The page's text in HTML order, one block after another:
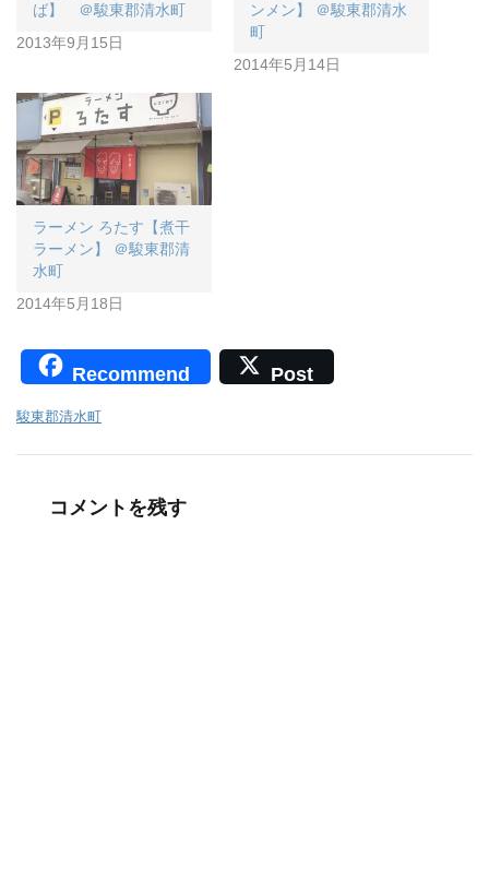
ば】 ＠駿東郡清水町
2013年9月15日
ンメン】 ＠駿東郡清水
町
2014年5月14日
ラーメン ろたす【煮干
ラーメン】 ＠駿東郡清
水町
2014年5月18日
Recommend Post
駿東郡清水町
コメントを残す